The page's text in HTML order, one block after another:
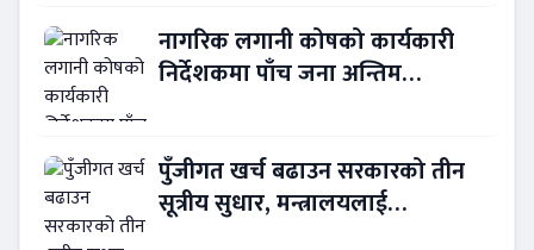
नागरिक लगानी कोषको कार्यकारी
निर्देशकमा पाँच जना अन्तिम
पुँजीगत खर्च बढाउन सरकारको तीन
सूत्रीय सुधार, मन्त्रालयलाई